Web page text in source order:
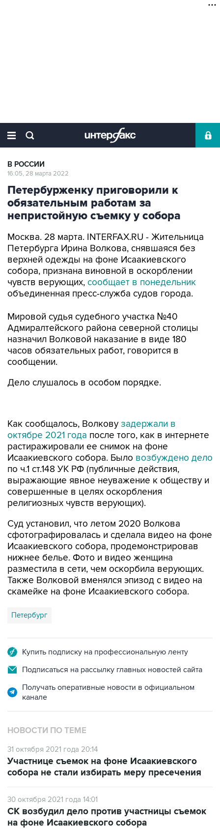
В РОССИИ
16:05, 28 марта 2022
Петербурженку приговорили к
обязательным работам за
непристойную съемку у собора
Москва. 28 марта. INTERFAX.RU - Жительница
Петербурга Ирина Волкова, снявшаяся без
верхней одежды на фоне Исаакиевского
собора, признана виновной в оскорблении
чувств верующих, сообщает в понедельник
объединенная пресс-служба судов города.
Мировой судья судебного участка №40
Адмиралтейского района северной столицы
назначил Волковой наказание в виде 180
часов обязательных работ, говорится в
сообщении.
Дело слушалось в особом порядке.
Как сообщалось, Волкову задержали в
октябре 2021 года после того, как в интернете
растиражировали ее снимок на фоне
Исаакиевского собора. Было возбуждено дело
по ч.1 ст.148 УК РФ (публичные действия,
выражающие явное неуважение к обществу и
совершенные в целях оскорбления
религиозных чувств верующих).
Суд установил, что летом 2020 Волкова
сфотографировалась и сделала видео на фоне
Исаакиевского собора, продемонстрировав
нижнее белье. Фото и видео женщина
разместила в сети, чем оскорбила верующих.
Также Волковой вменялся эпизод с видео на
скамейке на фоне Исаакиевского собора.
Петербург
Купить подписку на профессиональную ленту
Подписаться на рассылку главных новостей сайта
Получать оперативные новости в официальном
канале
НОВОСТИ ПО ТЕМЕ
31 октября 2021 года 20:14
Участнице съемок на фоне Исаакиевского
собора не стали избирать меру пресечения
30 октября 2021 года 14:01
СК возбудил дело против участницы съемок
на фоне Исаакиевского собора